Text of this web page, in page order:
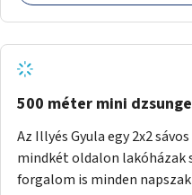
500 méter mini
Az Illyés Gyula egy 2x2
mindkét oldalon lakóházak
forgalom is minden